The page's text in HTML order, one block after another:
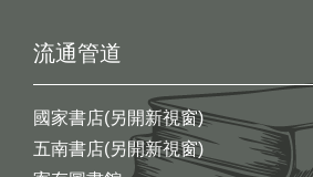
流通管道
國家書店(另開新視窗)
五南書店(另開新視窗)